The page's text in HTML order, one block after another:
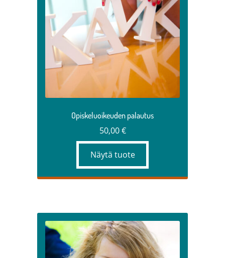
Opiskeluoikeuden palautus
50,00€
Näytä tuote
useampi
muunnelma.
Voit
tehdä
valinnat
tuotteen
sivulla.
Tällä
tuotteella
on